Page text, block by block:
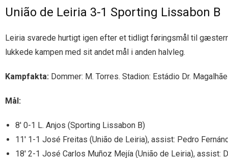
União de Leiria 3-1 Sporting Lissabon B
Leiria svarede hurtigt igen efter et tidligt føringsmål til
lukkede kampen med sit andet mål i anden halvleg.
Kampfakta: Dommer: M. Torres. Stadion: Estádio Dr.
Mål:
8′ 0-1 L. Anjos (Sporting Lissabon B)
11′ 1-1 José Freitas (União de Leiria), assist: Pedro
18′ 2-1 José Carlos Muñoz Mejía (União de Leiria), assist: